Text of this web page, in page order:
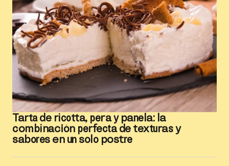
Tarta de ricotta, pera y panela: la
combinación perfecta de texturas y
sabores en un solo postre